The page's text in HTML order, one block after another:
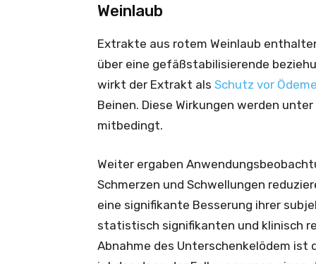
Weinlaub
Extrakte aus rotem Weinlaub
über eine gefäßstabilisierende
wirkt der Extrakt als Schutz vor
Beinen. Diese Wirkungen werden
mitbedingt.
Weiter ergaben
Schmerzen und Schwellungen
eine signifikante Besserung ihrer
statistisch signifikanten und klinisch
Abnahme des Unterschenkelödem ist